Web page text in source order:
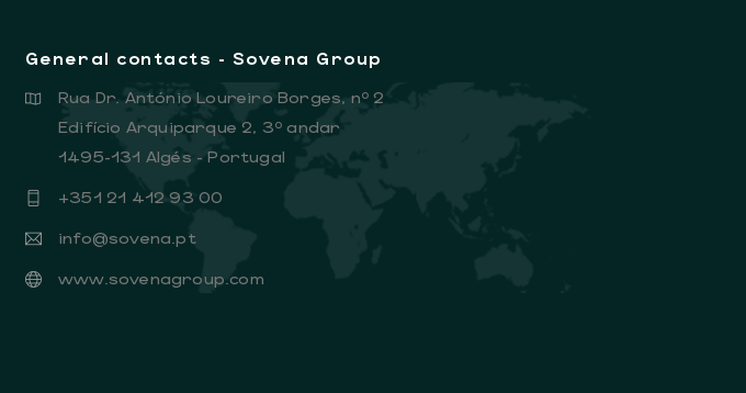
General contacts - Sovena Group
Rua Dr. António Loureiro Borges, nº 2
Edifício Arquiparque 2, 3º andar
1495-131 Algés - Portugal
+351 21 412 93 00
info@sovena.pt
www.sovenagroup.com